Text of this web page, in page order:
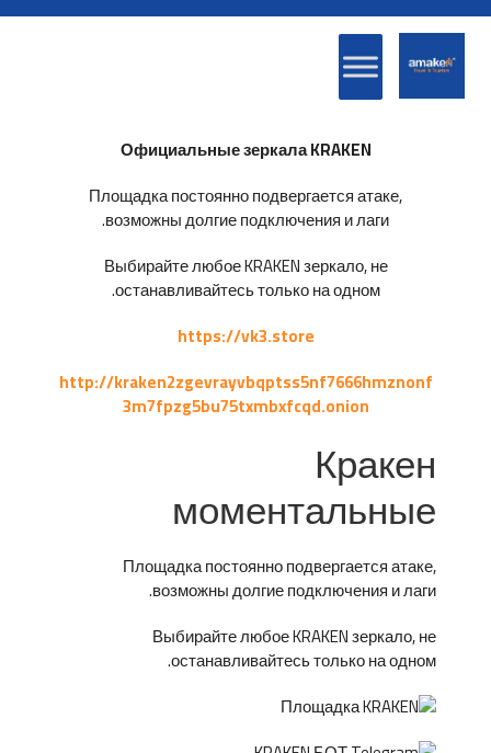
Официальные зеркала KRAKEN
Площадка постоянно подвергается атаке,
возможны долгие подключения и лаги.
Выбирайте любое KRAKEN зеркало, не
останавливайтесь только на одном.
https://vk3.store
http://kraken2zgevrayvbqptss5nf7666hmznonf
3m7fpzg5bu75txmbxfcqd.onion
Кракен
моментальные
Площадка постоянно подвергается атаке,
возможны долгие подключения и лаги.
Выбирайте любое KRAKEN зеркало, не
останавливайтесь только на одном.